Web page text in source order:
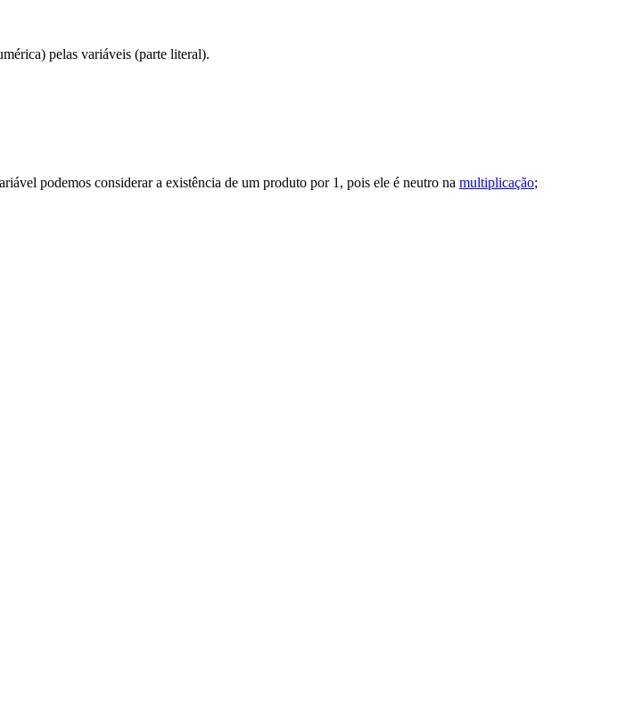
pelas variáveis (parte literal).
podemos considerar a existência de um produto por 1, pois ele é neutro na multiplicação;